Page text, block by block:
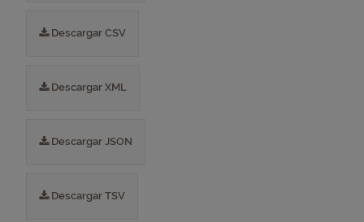
Descargar CSV
Descargar XML
Descargar JSON
Descargar TSV